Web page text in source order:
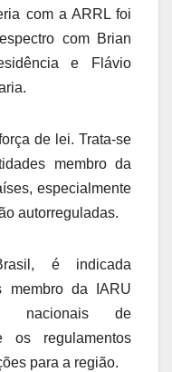
com a ARRL foi
com Brian
e Flávio
de lei. Trata-se
membro da
especialmente
autorreguladas.
é indicada
membro da IARU
nacionais de
os regulamentos
para a região.